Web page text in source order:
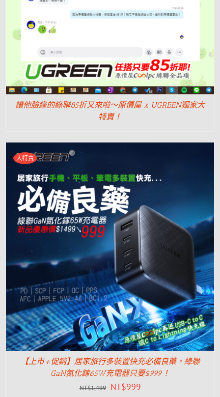
讓他臉綠的綠聯85折又來啦～原價屋 x UGREEN獨家大
特賣！
大特賣
【上市+促銷】居家旅行多裝置快充必備良藥。綠聯
GaN氮化鎵65W充電器只要$999！
NT$1,499 NT$999